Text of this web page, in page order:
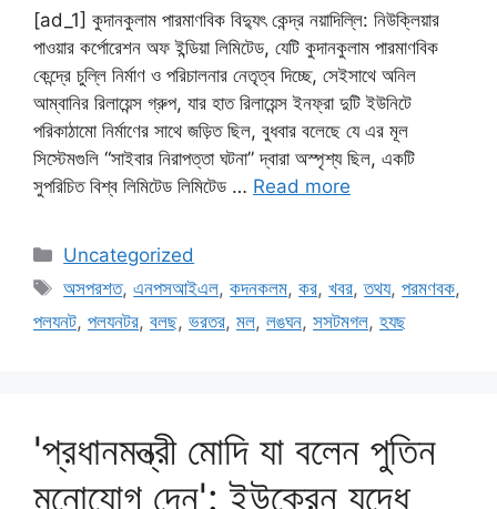
[ad_1] কুদানকুলাম পারমাণবিক বিদ্যুৎ কেন্দ্র নয়াদিল্লি: নিউক্লিয়ার
পাওয়ার কর্পোরেশন অফ ইন্ডিয়া লিমিটেড, যেটি কুদানকুলাম পারমাণবিক
কেন্দ্রে চুল্লি নির্মাণ ও পরিচালনার নেতৃত্ব দিচ্ছে, সেইসাথে অনিল
আম্বানির রিলায়েন্স গ্রুপ, যার হাত রিলায়েন্স ইনফ্রা দুটি ইউনিটে
পরিকাঠামো নির্মাণের সাথে জড়িত ছিল, বুধবার বলেছে যে এর মূল
সিস্টেমগুলি “সাইবার নিরাপত্তা ঘটনা” দ্বারা অস্পৃশ্য ছিল, একটি
সুপরিচিত বিশ্ব লিমিটেড লিমিটেড … Read more
Categories
Uncategorized
Tags
অসপরশত,এনপসআইএল,কদনকলম,কর,খবর,তথয,পরমণবক,
পলযনট, পলযনটর, বলছ, ভরতর, মল, লঙঘন, সসটমগল, হযছ
'প্রধানমন্ত্রী মোদি যা বলেন পুতিন
মনোযোগ দেন': ইউক্রেন যুদ্ধে